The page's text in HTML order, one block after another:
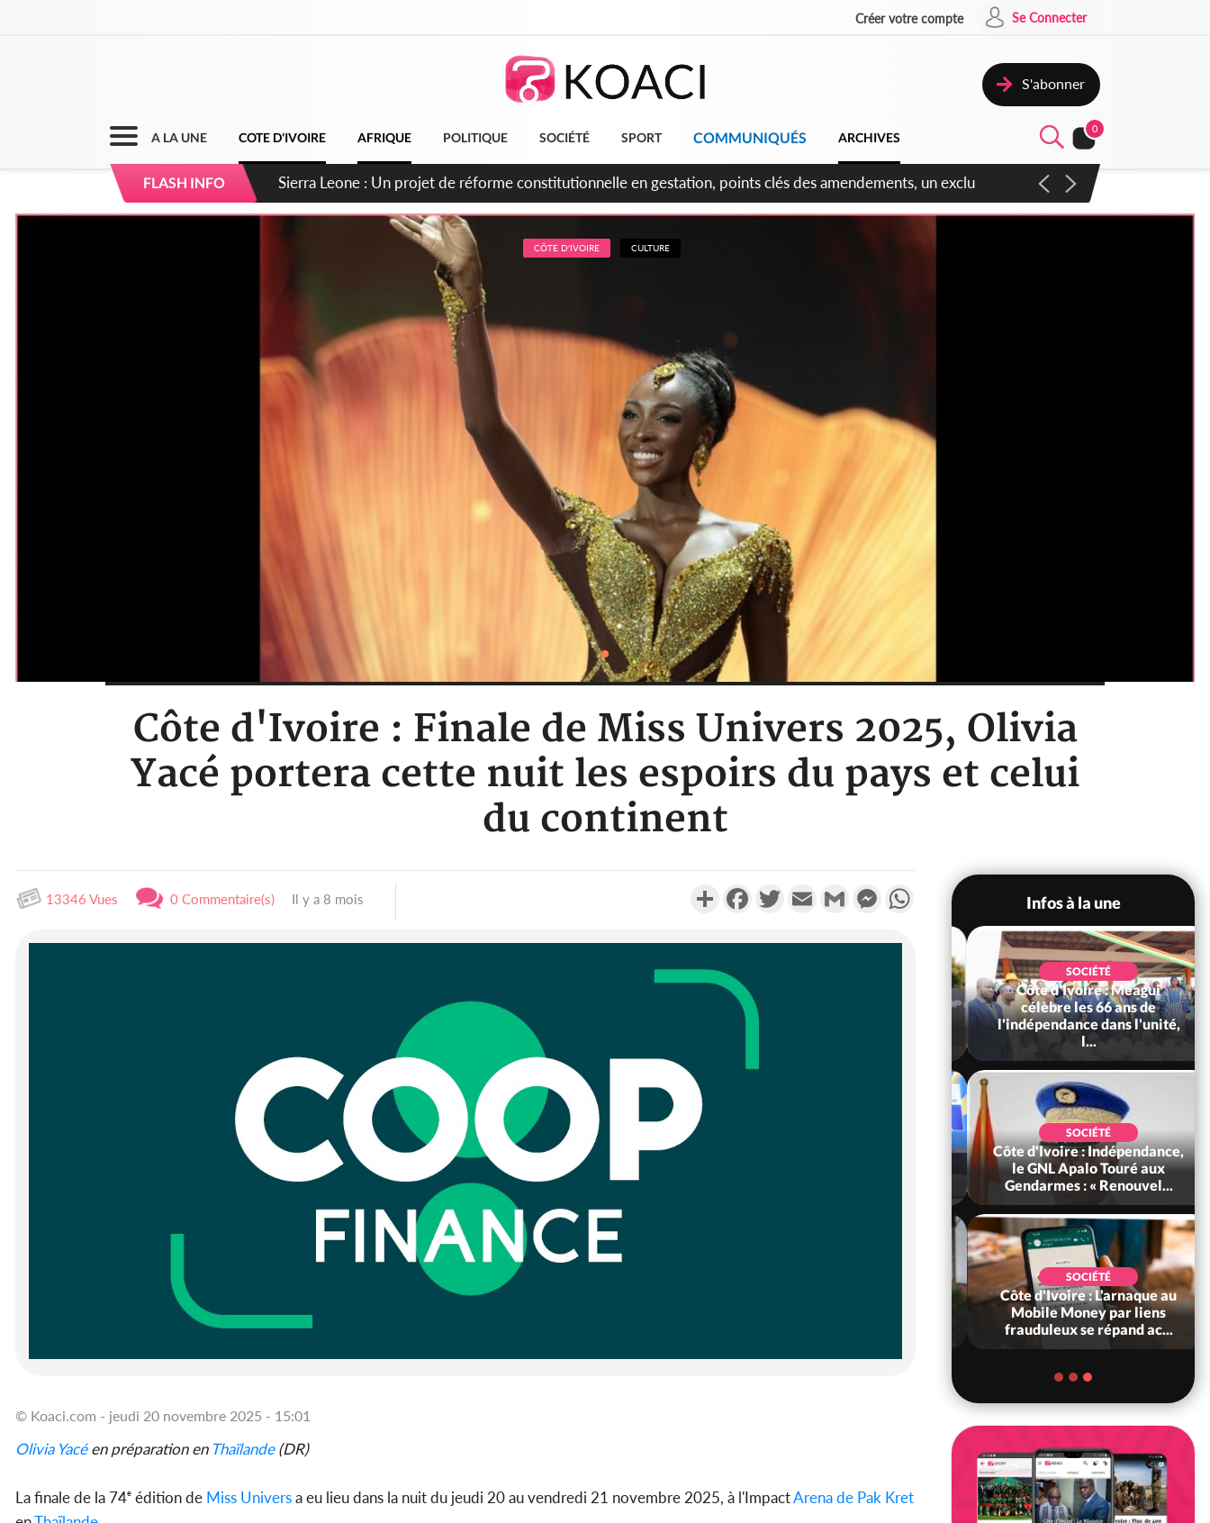
Créer votre compte Se Connecter
S'abonner
A LA UNE COTE D'IVOIRE AFRIQUE POLITIQUE SOCIÉTÉ SPORT COMMUNIQUÉS ARCHIVES
0
FLASH INFO
Sierra Leone : Un projet de réforme constitutionnelle en gestation, points clés des amendements, un exclu
d'avance
CÔTE D'IVOIRE CULTURE
Côte d'Ivoire : Finale de Miss Univers 2025, Olivia
Yacé portera cette nuit les espoirs du pays et celui
du continent
13346 Vues 0 Commentaire(s) Il y a 8 mois PartagerFacebookTwitterEmail Gmail MessengerWhatsApp
© Koaci.com - jeudi 20 novembre 2025 - 15:01
Olivia Yacéen préparation en Thaïlande(DR)
La finale de la 74ᵉ édition de Miss Universa eu lieu dans la nuit du jeudi 20 au vendredi 21 novembre 2025, à l'ImpactArena de Pak Kret
Infos à la une
Côte d'Ivoire : Leleblé, le
Commandant KOUAME
Djahan Norbert, Nouveau
SOCIÉTÉ
Côte d'Ivoire : Stocks
résiduels de cacao, des
sociétés coopératives et
Côte d'Ivoire : Concours
CAFOP 2026, les résultats
SOCIÉTÉ
Côte d'Ivoire : Méagui
célèbre les 66 ans de
l'indépendance dans l'unité,
SOCIÉTÉ
Côte d'Ivoire : Indépendance,
le GNL Apalo Touré aux
Gendarmes : « Renouvel...
SOCIÉTÉ
Côte d'Ivoire : L'arnaque au
Mobile Money par liens
frauduleux se répand ac...